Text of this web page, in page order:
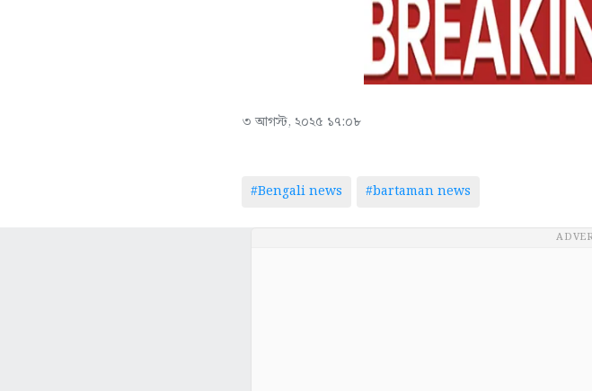
৩ আগস্ট, ২০২৫ ১৭:০৮
#Bengali news #bartaman news